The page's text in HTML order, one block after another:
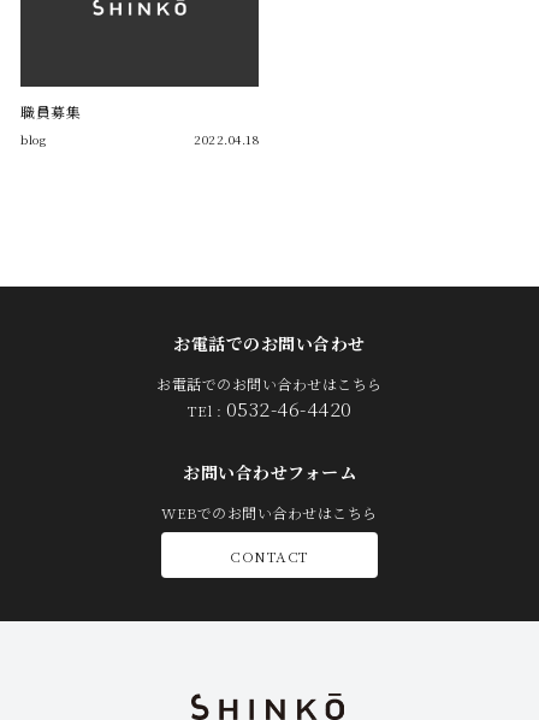
職員募集
blog 2022.04.18
お電話でのお問い合わせ
お電話でのお問い合わせはこちら
TEl : 0532-46-4420
お問い合わせフォーム
WEBでのお問い合わせはこちら
CONTACT